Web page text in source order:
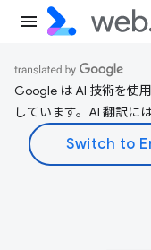
Google は AI 技術を使
しています。AI 翻訳に